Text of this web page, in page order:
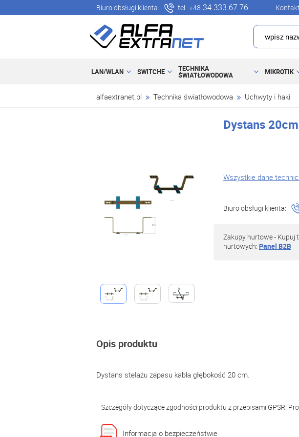
Biuro obsługi klienta: tel: +48 34 333 67 76 Kontakt
LAN/WLAN SWITCHE TECHNIKA
ŚWIATŁOWODOWA MIKROTIK
alfaextranet.pl Technika światłowodowa Uchwyty i haki
Dystans
.
Wszystkie dane
Biuro obsługi klienta:
Zakupy hurtowe - Kupuj
hurtowych: Panel B2B
Opis produktu
Dystans stelażu zapasu kabla głębokość 20 cm.
Szczegóły dotyczące zgodności produktu z przepisami GPSR:
Informacja o bezpieczeństwie